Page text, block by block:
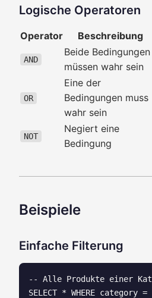
Logische Operatoren
Operator Beschreibung
AND
Beide Bedingungen
müssen wahr sein
OR
Eine der
Bedingungen muss
wahr sein
NOT
Negiert eine
Bedingung
Beispiele
Einfache Filterung
-- Alle Produkte einer
SELECT * WHERE